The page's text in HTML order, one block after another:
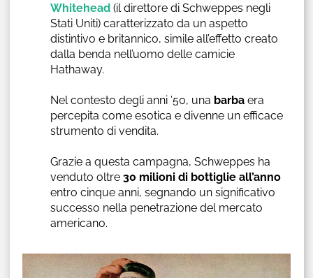
Whitehead(il direttore di Schweppes negli
Stati Uniti) caratterizzato da un aspetto
distintivo e britannico, simile all’effetto creato
dalla benda nell’uomo delle camicie
Hathaway.
Nel contesto degli anni ’50, una barba era
percepita come esotica e divenne un efficace
strumento di vendita​.
Grazie a questa campagna, Schweppes ha
venduto oltre 30 milioni di bottiglie all’anno
entro cinque anni, segnando un significativo
successo nella penetrazione del mercato
americano.